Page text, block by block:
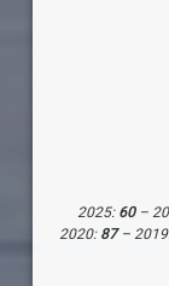
2025: 60–
2020: 87–